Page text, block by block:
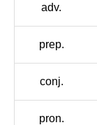
adv.
prep.
conj.
pron.